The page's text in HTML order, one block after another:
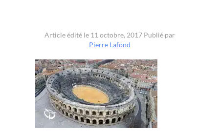
Article édité le 11 octobre, 2017 Publié par
Pierre Lafond